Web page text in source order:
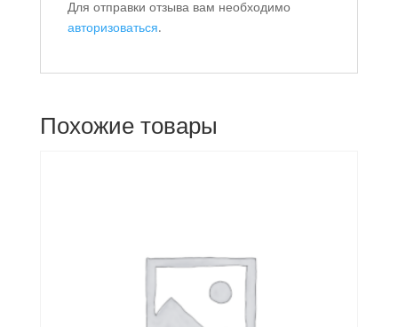
Для отправки отзыва вам необходимо
авторизоваться.
Похожие товары